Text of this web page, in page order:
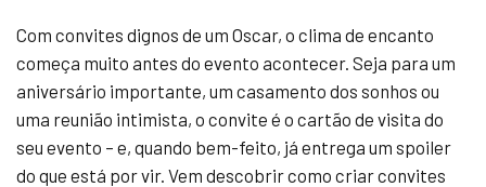
Com convites dignos de um Oscar, o clima de encanto
começa muito antes do evento acontecer. Seja para um
aniversário importante, um casamento dos sonhos ou
uma reunião intimista, o convite é o cartão de visita do
seu evento – e, quando bem-feito, já entrega um spoiler
do que está por vir. Vem descobrir como criar convites